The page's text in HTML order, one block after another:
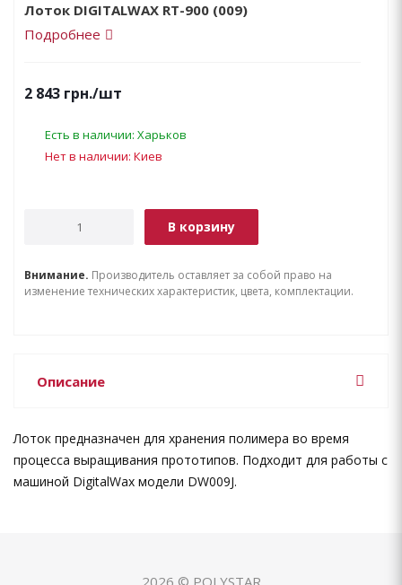
Лоток DIGITALWAX RT-900 (009)
Подробнее
2 843 грн./шт
Есть в наличии: Харьков
Нет в наличии: Киев
В корзину
Внимание. Производитель оставляет за собой право на
изменение технических характеристик, цвета, комплектации.
Описание
Лоток предназначен для хранения полимера во время
процесса выращивания прототипов. Подходит для работы с
машиной DigitalWax модели DW009J.
2026 © POLYSTAR